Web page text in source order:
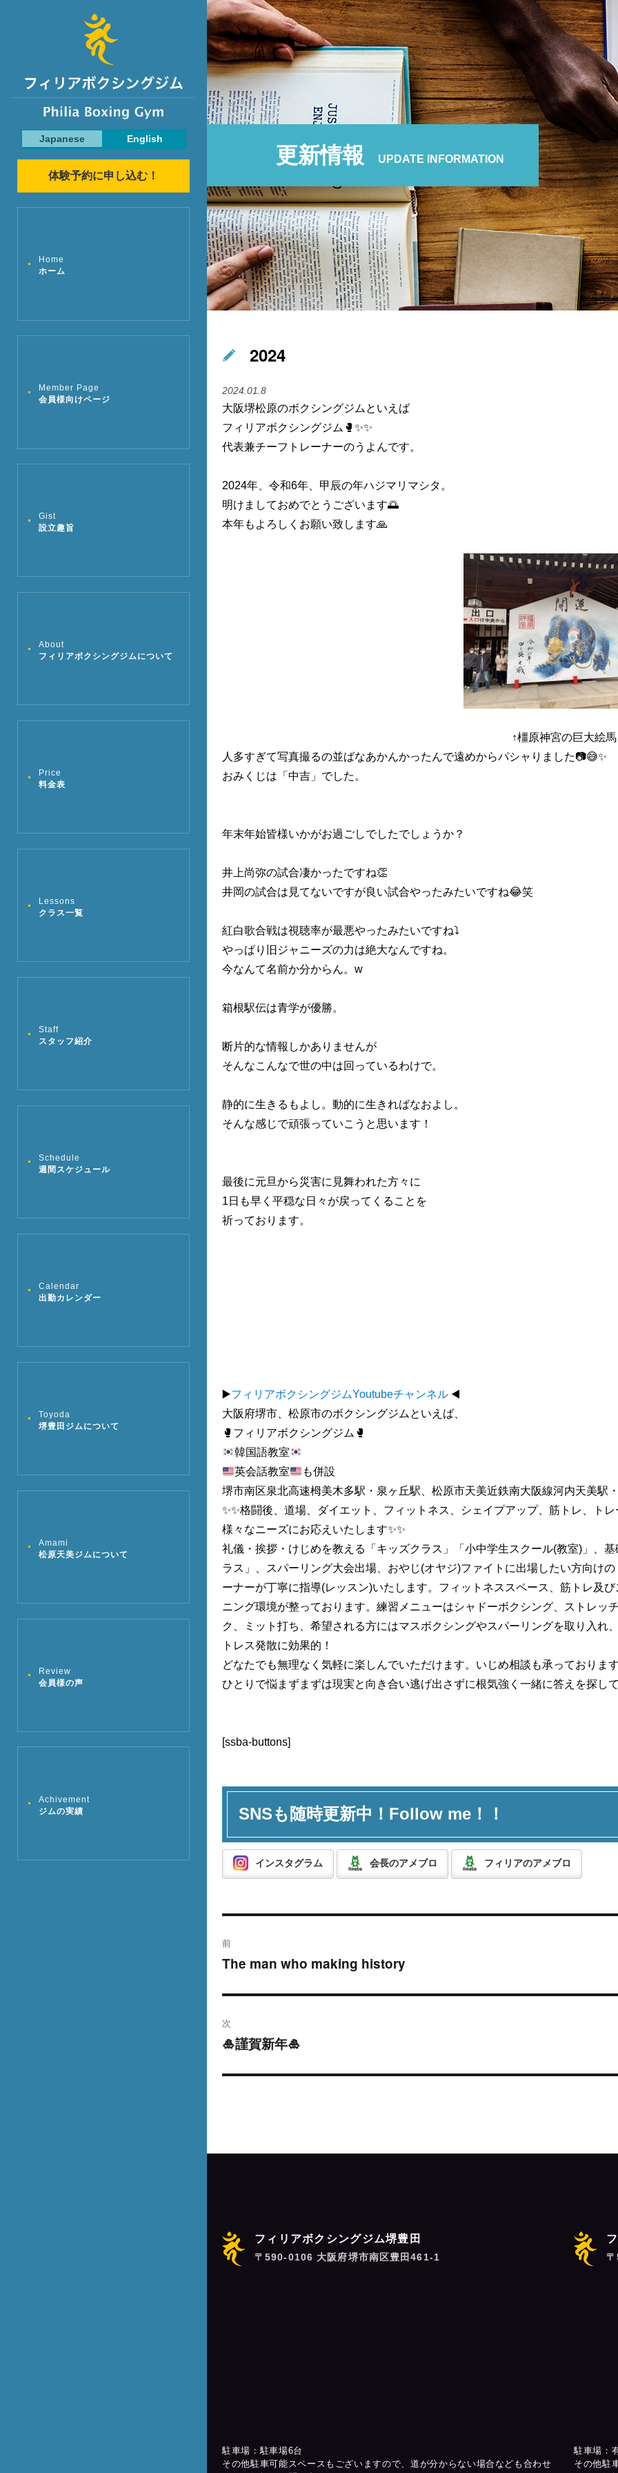
Japanese English
体験予約に申し込む！
Home
ホーム
Member Page
会員様向けページ
Gist
設立趣旨
About
フィリアボクシングジムについて
Price
料金表
Lessons
クラス一覧
Staff
スタッフ紹介
Schedule
週間スケジュール
Calendar
出勤カレンダー
Toyoda
堺豊田ジムについて
Amami
松原天美ジムについて
Review
会員様の声
Achivement
ジムの実績
更新情報 UPDATE INFORMATION
2024
2024.01.8
大阪堺松原のボクシングジムといえば
フィリアボクシングジム🥊✨✨
代表兼チーフトレーナーのうよんです。
2024年、令和6年、甲辰の年ハジマリマシタ。
明けましておめでとうございます🌅
本年もよろしくお願い致します🙏
↑橿原神宮の巨大絵馬
人多すぎて写真撮るの並ばなあかんかったんで遠めからパシャりました📷😅✨
おみくじは「中吉」でした。
年末年始皆様いかがお過ごしでしたでしょうか？
井上尚弥の試合凄かったですね👏
井岡の試合は見てないですが良い試合やったみたいですね😂笑
紅白歌合戦は視聴率が最悪やったみたいですね⤵️
やっぱり旧ジャニーズの力は絶大なんですね。
今なんて名前か分からん。w
箱根駅伝は青学が優勝。
断片的な情報しかありませんが
そんなこんなで世の中は回っているわけで。
静的に生きるもよし。動的に生きればなおよし。
そんな感じで頑張っていこうと思います！
最後に元旦から災害に見舞われた方々に
1日も早く平穏な日々が戻ってくることを
祈っております。
▶️フィリアボクシングジムYoutubeチャンネル ◀️
大阪府堺市、松原市のボクシングジムといえば、
🥊フィリアボクシングジム🥊
韓国語教室
英会話教室
も併設
堺市南区泉北高速栂美木多駅・泉ヶ丘駅、松原市天美近鉄南大阪線河内天美駅
✨✨格闘後、道場、ダイエット、フィットネス、シェイプアップ、筋トレ、ト
様々なニーズにお応えいたします✨✨
礼儀・挨拶・けじめを教える「キッズクラス」「小中学生スクール(教室)」、
ラス」、スパーリング大会出場、おやじ(オヤジ)ファイトに出場したい方向け
ーナーが丁寧に指導(レッスン)いたします。フィットネススペース、筋トレ及
ニング環境が整っております。練習メニューはシャドーボクシング、ストレッ
ク、ミット打ち、希望される方にはマスボクシングやスパーリングを取り入
トレス発散に効果的！
どなたでも無理なく気軽に楽しんでいただけます。いじめ相談も承っておりま
ひとりで悩まずまずは現実と向き合い逃げ出さずに根気強く一緒に答えを探し
[ssba-buttons]
SNSも随時更新中！Follow me！！
インスタグラム 会長のアメブロ フィリアのアメブロ
稿
ナ
ビ
ゲ
ー
ン
前
過
投
稿:
The man who making history
次
次
🎍謹賀新年🎍
フィリアボクシングジム堺豊田
〒590-0106 大阪府堺市南区豊田461-1
駐車場：駐車場6台
その他駐車可能スペースもございますので、道が分からない場合なども合わせ
駐車場：
その他駐